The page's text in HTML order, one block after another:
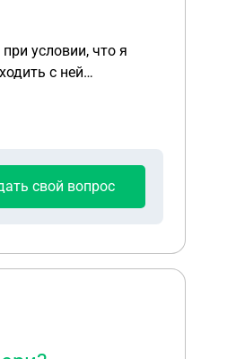
условии, что я
с ней
свой вопрос